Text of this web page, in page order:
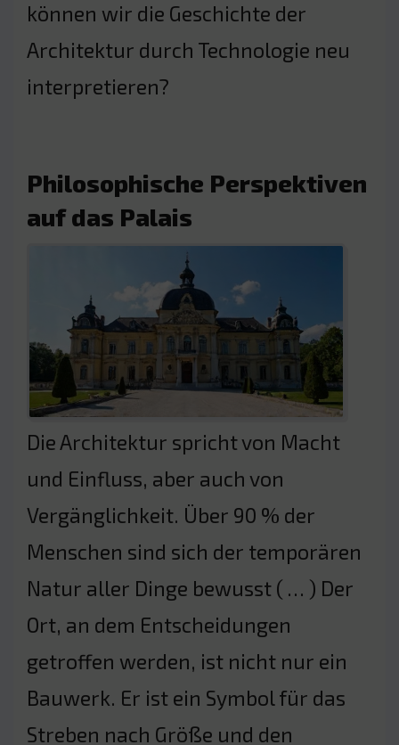
können wir die Geschichte der
Architektur durch Technologie neu
interpretieren?
Philosophische Perspektiven
auf das Palais
Die Architektur spricht von Macht
und Einfluss, aber auch von
Vergänglichkeit. Über 90 % der
Menschen sind sich der temporären
Natur aller Dinge bewusst ( … ) Der
Ort, an dem Entscheidungen
getroffen werden, ist nicht nur ein
Bauwerk. Er ist ein Symbol für das
Streben nach Größe und den